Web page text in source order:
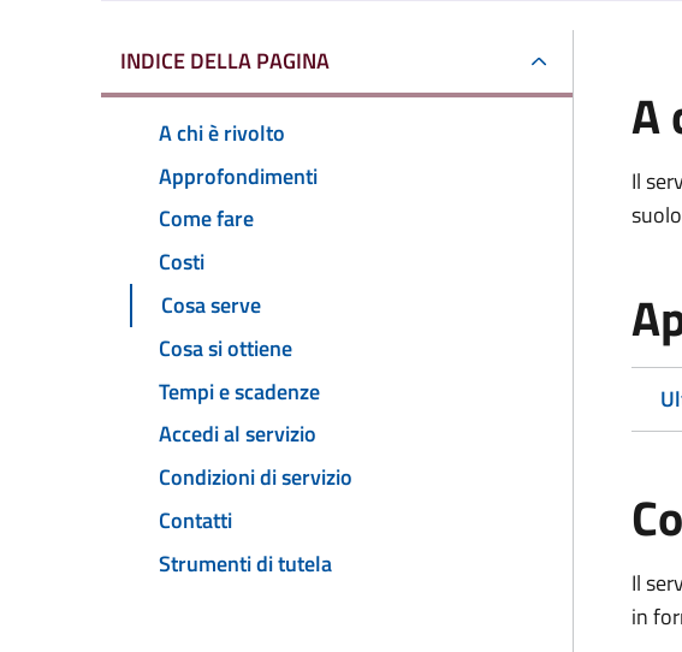
INDICE DELLA PAGINA
A chi è rivolto
Approfondimenti
Come fare
Costi
Cosa serve
Cosa si ottiene
Tempi e scadenze
Accedi al servizio
Condizioni di servizio
Contatti
Strumenti di tutela
A
Il
Il
in